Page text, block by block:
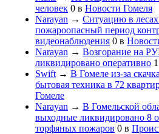
человек 0 в Новости Гомеля
Narayan → Ситуацию в лесах
пожароопасный период
видеонаблюдения 0 в
Narayan → Возгорание на
ликвидировано оперативно 1
Swift → В Гомеле из-за
бытовая техника в 72
Гомеле
Narayan → В Гомельской
выходные ликвидировано 8
торфяных пожаров 0 в